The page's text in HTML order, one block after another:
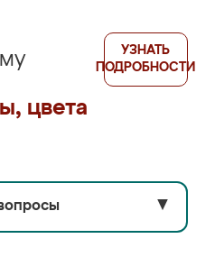
цвета
УЗНАТЬ
ПОДРОБНОСТИ
▼